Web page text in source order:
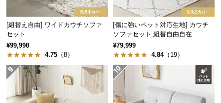
つ
い
て
返
品・
ャ
書斎
リビングでの寛ぎに
[組替え自由] ワイドカウチソファ
セット
¥99,998
4.75 （8）
[傷に強いペット対応生地] カウチ
ソファセット 組替自由自在
¥79,999
4.84（19）